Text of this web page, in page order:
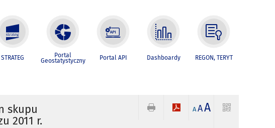
STRATEG Portal
Geostatystyczny Portal API Dashboardy REGON, TERYT
skupu
2011 r.
A AA